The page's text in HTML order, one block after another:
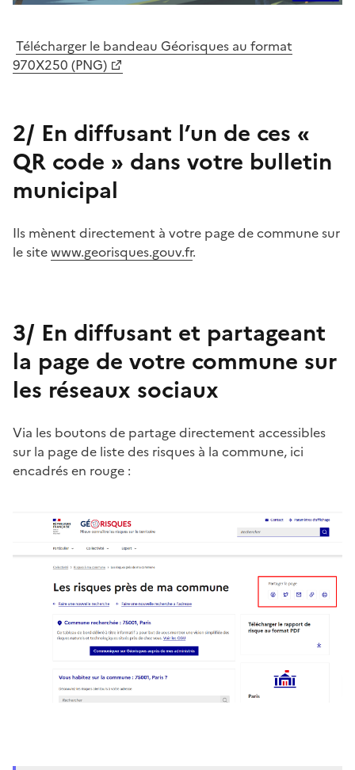
Télécharger le bandeau Géorisques au format
970X250 (PNG)
2/ En diffusant l’un de ces «
QR code » dans votre bulletin
municipal
Ils mènent directement à votre page de commune sur
le sitewww.georisques.gouv.fr.
3/ En diffusant et partageant
la page de votre commune sur
les réseaux sociaux
Via les boutons de partage directement accessibles
sur la page de liste des risques à la commune, ici
encadrés en rouge :